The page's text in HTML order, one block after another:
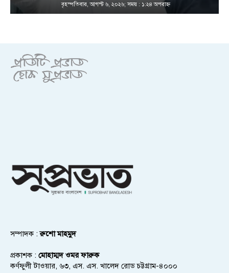
বৃহস্পতিবার, আগস্ট ৬, ২০২৬; সময় : ১:২৪ অপরাহ্ণ
সম্পাদক :রুশো মাহমুদ
প্রকাশক : মোহাম্মদ ওমর ফারুক
কর্ণফুলী টাওয়ার, ৬৩, এস. এস. খালেদ রোড চট্টগ্রাম-৪০০০